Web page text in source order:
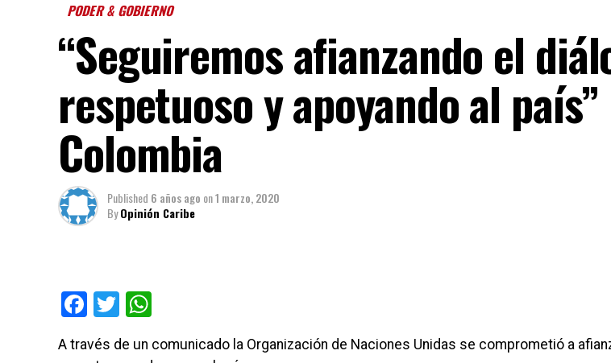
PODER & GOBIERNO
“Seguiremos afianzando el
respetuoso y apoyando al país”
Colombia
Published 6 años ago on1 marzo, 2020
ByOpinión Caribe
Facebook
Twitter
A través de un comunicado la Organización de Naciones Unidas se comprometió a